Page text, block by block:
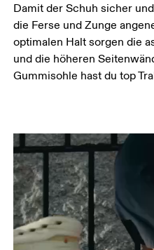
Damit der Schuh sicher
die Ferse und Zunge
optimalen Halt sorgen die
und die höheren
Gummisohle hast du top